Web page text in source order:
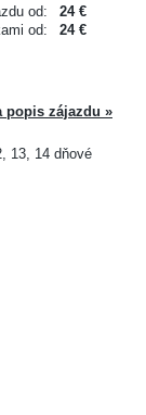
od:
24 €
od:
24 €
popis zájazdu »
13, 14 dňové